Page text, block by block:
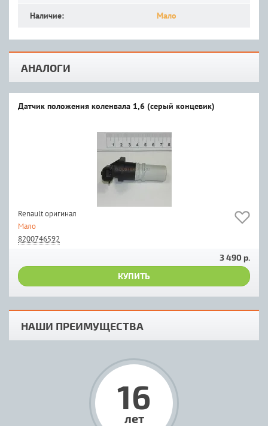
Наличие: Мало
АНАЛОГИ
Датчик положения коленвала 1,6 (серый концевик)
Renault оригинал
Мало
8200746592
3 490 р.
КУПИТЬ
НАШИ ПРЕИМУЩЕСТВА
16
лет